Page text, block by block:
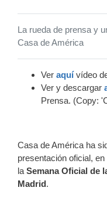
La rueda de prensa y
Casa de América
Ver aquívídeo
Ver y descargar
Prensa. (Copy:
Casa de América ha
presentación oficial,
la Semana Oficial de
Madrid.